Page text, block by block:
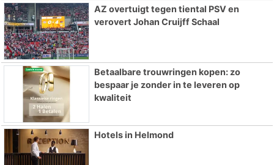
AZ overtuigt tegen tiental PSV en
verovert Johan Cruijff Schaal
Betaalbare trouwringen kopen: zo
bespaar je zonder in te leveren op
kwaliteit
Hotels in Helmond